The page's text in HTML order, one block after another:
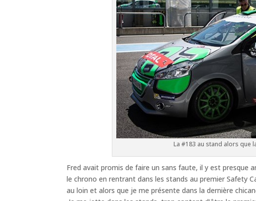
La #183 au stand alors que
Fred avait promis de faire un sans faute, il y est presque
le chrono en rentrant dans les stands au premier Safety
au loin et alors que je me présente dans la dernière